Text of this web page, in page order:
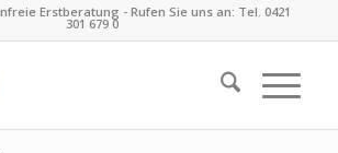
Erstberatung - Rufen Sie uns an: Tel. 0421
301 679 0